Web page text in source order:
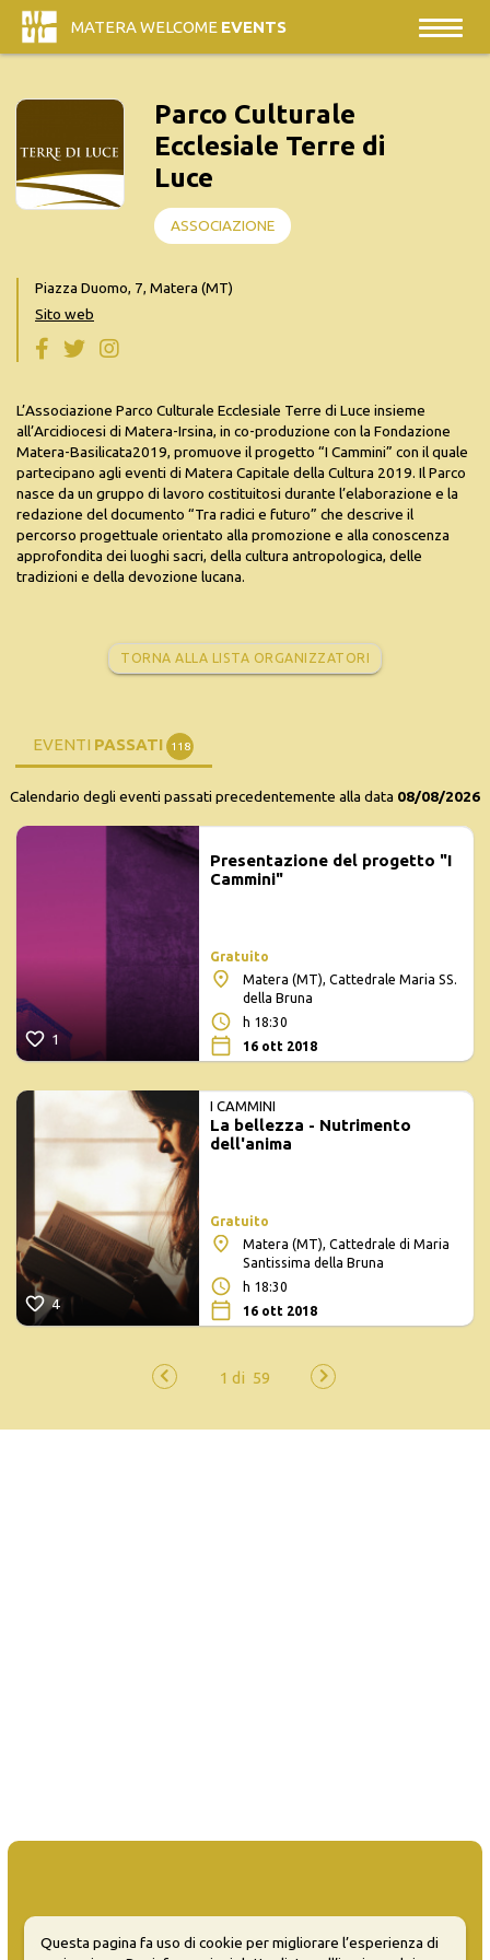
MATERA WELCOME EVENTS
Parco Culturale
Ecclesiale Terre di
Luce
ASSOCIAZIONE
Piazza Duomo, 7, Matera (MT)
Sito web
L’Associazione Parco Culturale Ecclesiale Terre di Luce insieme
all’Arcidiocesi di Matera-Irsina, in co-produzione con la Fondazione
Matera-Basilicata2019, promuove il progetto “I Cammini” con il quale
partecipano agli eventi di Matera Capitale della Cultura 2019. Il Parco
nasce da un gruppo di lavoro costituitosi durante l’elaborazione e la
redazione del documento “Tra radici e futuro” che descrive il
percorso progettuale orientato alla promozione e alla conoscenza
approfondita dei luoghi sacri, della cultura antropologica, delle
tradizioni e della devozione lucana.
TORNA ALLA LISTA ORGANIZZATORI
EVENTI PASSATI 118
Calendario degli eventi passati precedentemente alla data 08/08/2026
1
Presentazione del progetto "I
Cammini"
Gratuito
Matera (MT), Cattedrale Maria SS.
della Bruna
h 18:30
16 ott 2018
4
I CAMMINI
La bellezza - Nutrimento
dell'anima
Gratuito
Matera (MT), Cattedrale di Maria
Santissima della Bruna
h 18:30
16 ott 2018
MATERA WELCOME EVENTS
Questa pagina fa uso di cookie per migliorare l’esperienza di